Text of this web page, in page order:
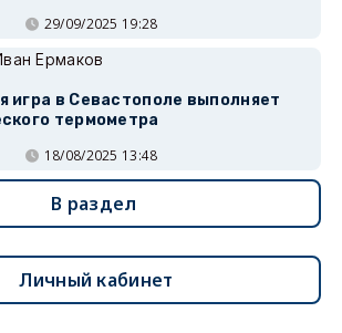
29/09/2025 19:28
Ермаков
игра в Севастополе выполняет
термометра
18/08/2025 13:48
В раздел
Личный кабинет